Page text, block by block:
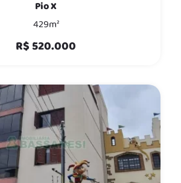
Pio X
429m²
R$ 520.000